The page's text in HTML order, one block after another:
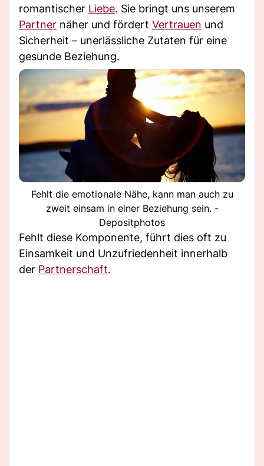
romantischer Liebe. Sie bringt uns unserem
Partner näher und fördert Vertrauen und
Sicherheit – unerlässliche Zutaten für eine
gesunde Beziehung.
Fehlt die emotionale Nähe, kann man auch zu
zweit einsam in einer Beziehung sein. -
Depositphotos
Fehlt diese Komponente, führt dies oft zu
Einsamkeit und Unzufriedenheit innerhalb
der Partnerschaft.